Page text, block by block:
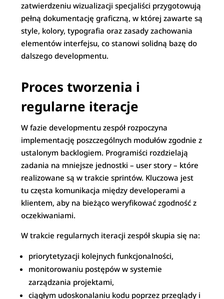
zatwierdzeniu wizualizacji specjaliści przygotowują
pełną dokumentację graficzną, w której zawarte są
style, kolory, typografia oraz zasady zachowania
elementów interfejsu, co stanowi solidną bazę do
dalszego developmentu.
Proces tworzenia i
regularne iteracje
W fazie developmentu zespół rozpoczyna
implementację poszczególnych modułów zgodnie z
ustalonym backlogiem. Programiści rozdzielają
zadania na mniejsze jednostki – user story – które
realizowane są w trakcie sprintów. Kluczowa jest
tu częsta komunikacja między developerami a
klientem, aby na bieżąco weryfikować zgodność z
oczekiwaniami.
W trakcie regularnych iteracji zespół skupia się na:
priorytetyzacji kolejnych funkcjonalności,
monitorowaniu postępów w systemie
zarządzania projektami,
ciągłym udoskonalaniu kodu poprzez przeglądy i